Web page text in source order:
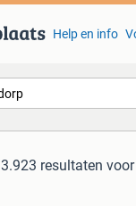
Help en info
3.923 resultaten